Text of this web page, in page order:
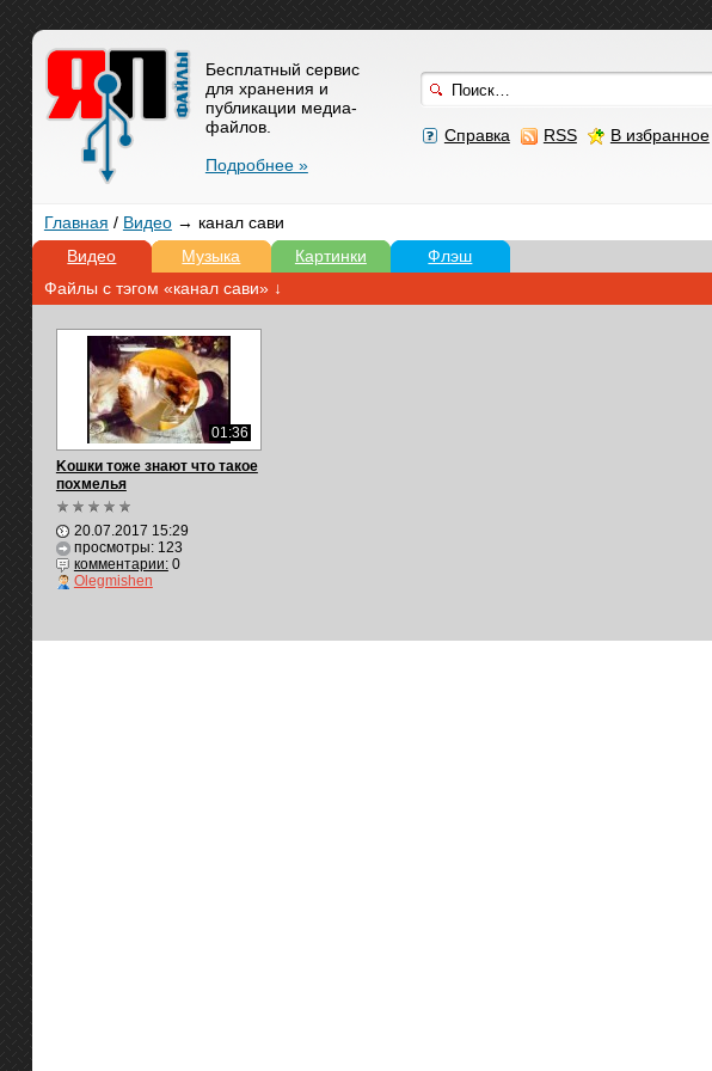
Справка RSS В избранное
Бесплатный сервис
для хранения и
публикации медиа-
файлов.
Подробнее »
Главная / Видео→ канал сави
Видео
Музыка Картинки Флэш
Файлы с тэгом «канал сави» ↓
01:36
Kошки тоже знают что такое
похмелья
20.07.2017 15:29
просмотры: 123
комментарии:0
Olegmishen